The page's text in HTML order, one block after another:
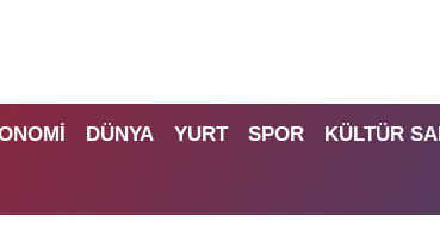
DÜNYA YURT SPOR KÜLTÜR